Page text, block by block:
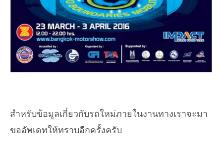
สำหรับข้อมูลเกี่ยวกับรถใหม่ภายในงานทางเราจะมา
ขออัพเดทให้ทราบอีกครั้งครับ